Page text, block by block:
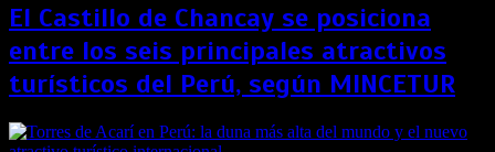
El Castillo de Chancay se posiciona
entre los seis principales atractivos
turísticos del Perú, según MINCETUR